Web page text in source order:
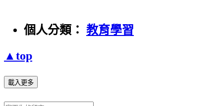
個人分類： 教育學習
▲top
載入更多